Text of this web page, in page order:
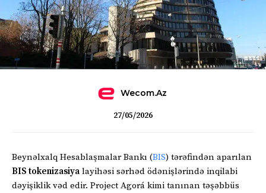
Wecom.az
27/05/2026
Beynəlxalq Hesablaşmalar Bankı (BIS) tərəfindən aparılan
BIS tokenizasiya layihəsi sərhəd ödənişlərində inqilabi
dəyişiklik vəd edir. Project Agorá kimi tanınan təşəbbüs